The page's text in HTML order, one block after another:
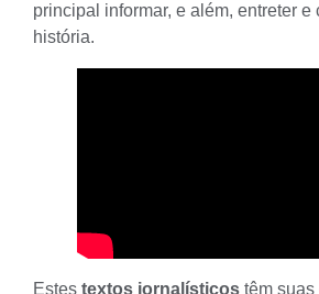
principal informar, e além, entreter e
história.
Estes textos jornalísticos têm